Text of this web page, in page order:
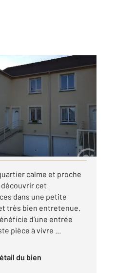
louer
calme et proche
découvrir cet
dans une petite
très bien entretenue.
d'une entrée
pièce à vivre ...
du bien